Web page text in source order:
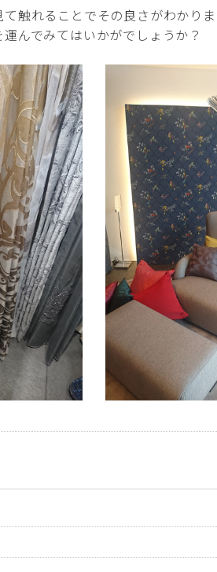
触れることでその良さがわかりま
んでみてはいかがでしょうか？